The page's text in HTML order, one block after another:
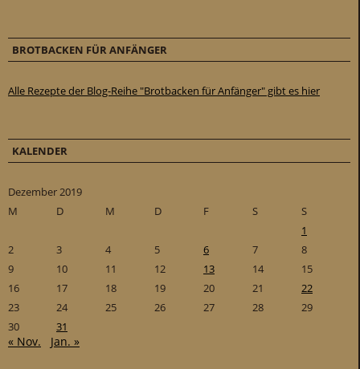
BROTBACKEN FÜR ANFÄNGER
Alle Rezepte der Blog-Reihe "Brotbacken für Anfänger" gibt es hier
KALENDER
Dezember 2019
M
D M D F S
S
1
2
3 4 5 6 7
8
9
10 11 12 13 14
15
16
17 18 19 20 21
22
23
24 25 26 27 28
29
30
31
« Nov. Jan. »